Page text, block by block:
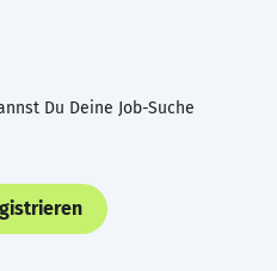
Du Deine Job-Suche